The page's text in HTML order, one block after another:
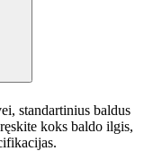
standartinius baldus
koks baldo ilgis,